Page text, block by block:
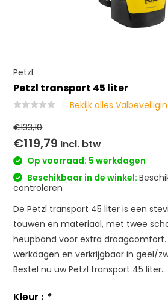
Petzl
Petzl transport 45 liter
Bekijk alles
€133,10
€119,79 Incl. btw
Op voorraad: 5 werkdagen
Beschikbaar in de winkel:
controleren
De Petzl transport 45 liter is een
touwen en materiaal, met twee
heupband voor extra draagcomfort.
werkdagen en verkrijgbaar in geel/
Bestel nu uw Petzl transport 45 liter...
Kleur : *